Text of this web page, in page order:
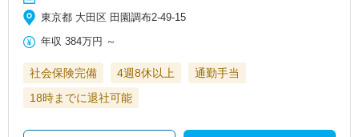
東京都 大田区 田園調布2-49-15
年収 384万円 ～
社会保険完備 4週8休以上
通勤手当
18時までに退社可能